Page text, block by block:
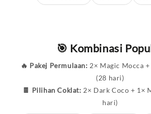
🎯 Kombinasi
🔥 Pakej Permulaan: 2× Magic Mocca
(28 hari)
🍫 Pilihan Coklat: 2× Dark Coco + 1×
hari)